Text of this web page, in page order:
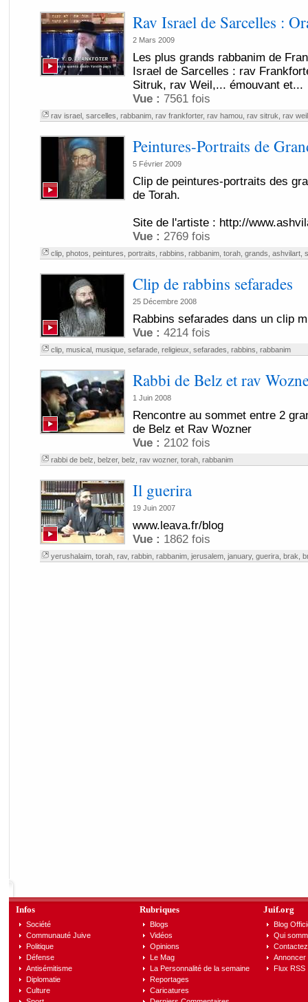
Rav Israel de Sarcelles :
2 Mars 2009
Les plus grands rabbanim de
Israel de Sarcelles : rav
Sitruk, rav Weil,... émouvant et...
Vue : 7561 fois
rav israel, sarcelles rabbanim, rav frankforter, rav hamou, rav sitruk rav weil
Peintures-Portraits de
5 Février 2009
Clip de peintures-portraits des
de Torah.
Site de l'artiste : http://
Vue : 2769 fois
clip, photos peintures portraits rabbins rabbanim, torah, grands ashvilart,
Clip de rabbins sefarades
25 Décembre 2008
Rabbins sefarades dans un clip
Vue : 4214 fois
clip, musical, musique, sefarade, religieux sefarades rabbins rabbanim
Rabbi de Belz et rav
1 Juin 2008
Rencontre au sommet entre 2
de Belz et Rav Wozner
Vue : 2102 fois
rabbi de belz belzer, belz rav wozner, torah, rabbanim
Il guerira
19 Juin 2007
www.leava.fr/blog
Vue : 1862 fois
yerushalaim, torah, rav, rabbin, rabbanim, jerusalem, january, guerira, brak
Infos
Société
Communauté Juive
Politique
Défense
Antisémitisme
Diplomatie
Culture
Rubriques
Blogs
Vidéos
Opinions
Le Mag
La Personnalité de la semaine
Reportages
Caricatures
Juif.org
Blog
Qui
Annoncer
Flux RSS